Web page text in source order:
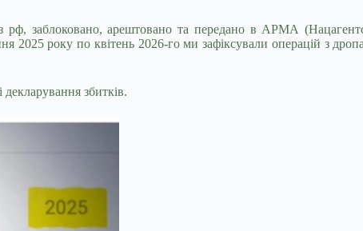
рф, заблоковано, арештовано та передано в АРМА
2025 року по квітень 2026-го ми зафіксували операцій з
збитків.